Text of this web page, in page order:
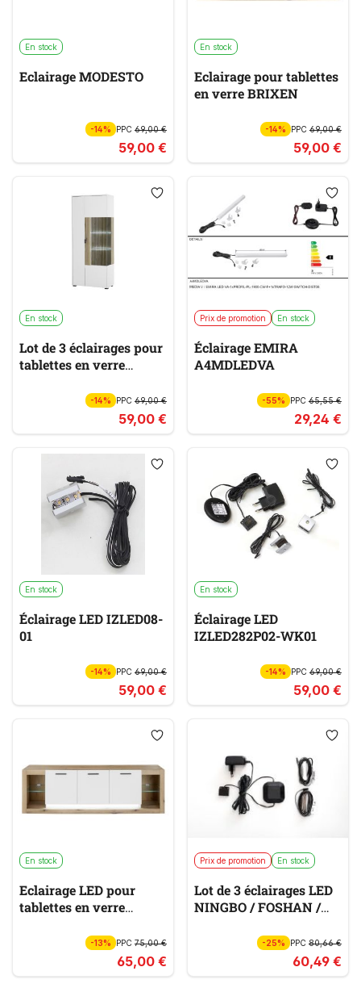
En stock
Eclairage MODESTO
-14% PPC 69,00 €
59,00 €
En stock
Eclairage pour tablettes
en verre BRIXEN
-14% PPC69,00 €
59,00 €
En stock
Lot de 3 éclairages pour
tablettes en verre
-14% PPC 69,00 €
59,00 €
Prix de promotion En stock
Éclairage EMIRA
A4MDLEDVA
-55% PPC65,55 €
29,24 €
En stock
Éclairage LED IZLED08-
01
-14% PPC 69,00 €
59,00 €
En stock
Éclairage LED
IZLED282P02-WK01
-14% PPC69,00 €
59,00 €
En stock
Eclairage LED pour
tablettes en verre
-13% PPC 75,00 €
65,00 €
Prix de promotion En stock
Lot de 3 éclairages LED
NINGBO / FOSHAN /
-25% PPC80,66 €
60,49 €